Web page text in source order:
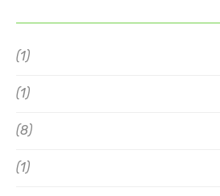
(1)
(1)
(8)
(1)